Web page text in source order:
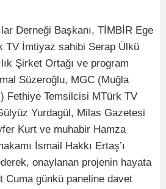
Derneği Başkanı, TİMBİR Ege
TV İmtiyaz sahibi Serap Ülkü
Şirket Ortağı ve program
Süzeroğlu, MGC (Muğla
Fethiye Temsilcisi MTürk TV
Yurdagül, Milas Gazetesi
Kurt ve muhabir Hamza
İsmail Hakkı Ertaş’ı
onaylanan projenin hayata
Cuma günkü paneline davet